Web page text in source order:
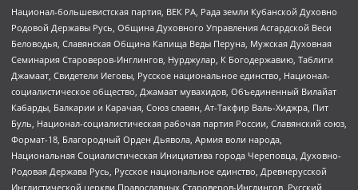
Национал-большевистская партия, ВЕК РА, Рада земли Кубанской Духовно
Родовой Державы Русь, Община Духовного Управления Асгардской Веси
Беловодья, Славянская Община Капища Веды Перуна, Мужская Духовная
Семинария Староверов-Инглингов, Нурджулар, К Богодержавию, Таблиги
Джамаат, Свидетели Иеговы, Русское национальное единство, Национал-
социалистическое общество, Джамаат мувахидов, Объединенный Вилайат
Кабарды, Балкарии и Карачая, Союз славян, Ат-Такфир Валь-Хиджра, Пит
Буль, Национал-социалистическая рабочая партия России, Славянский союз,
Формат-18, Благородный Орден Дьявола, Армия воли народа,
Национальная Социалистическая Инициатива города Череповца, Духовно-
Родовая Держава Русь, Русское национальное единство, Древнерусской
Инглистической церкви Православных Староверов-Инглингов, Русский